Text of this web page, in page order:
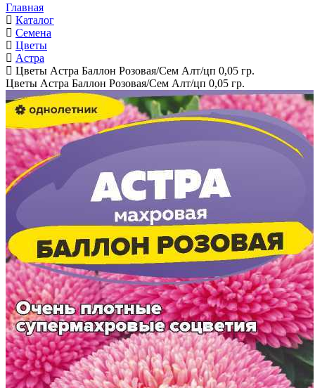
Главная
Каталог
Семена
Цветы
Астра
Цветы Астра Баллон Розовая/Сем Алт/цп 0,05 гр.
Цветы Астра Баллон Розовая/Сем Алт/цп 0,05 гр.